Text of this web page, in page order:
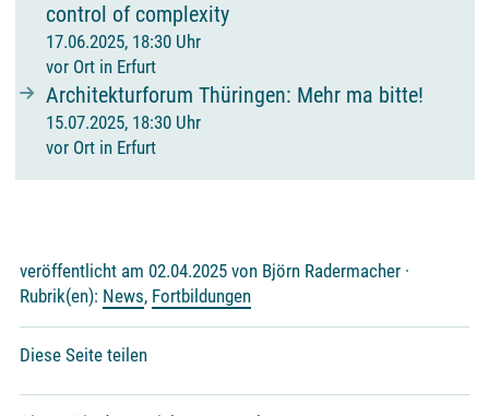
control of complexity
17.06.2025, 18:30 Uhr
vor Ort in Erfurt
Architekturforum Thüringen: Mehr ma bitte!
15.07.2025, 18:30 Uhr
vor Ort in Erfurt
veröffentlicht am 02.04.2025 von Björn Radermacher ·
Rubrik(en): News, Fortbildungen
Diese Seite teilen